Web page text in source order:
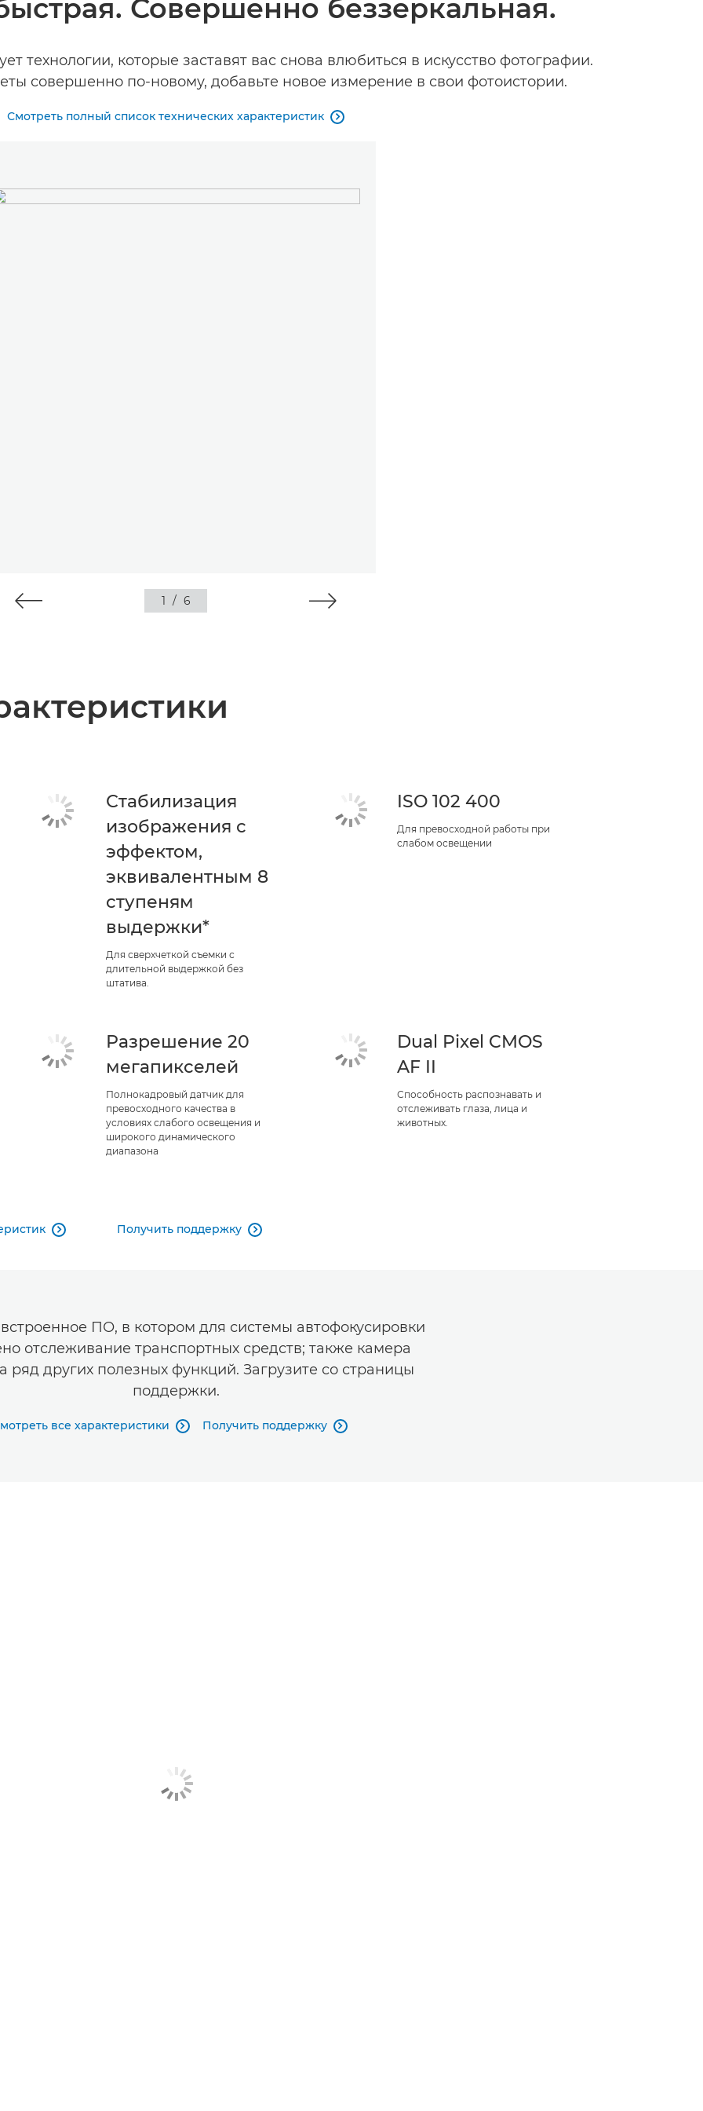
Совершенно беззеркальная.
технологии, которые заставят вас снова влюбиться в искусство фотографии.
совершенно по-новому, добавьте новое измерение в свои фотоистории.
Смотреть полный список технических характеристик 
1 / 6
Стабилизация
изображения с
эффектом,
эквивалентным 8
ступеням
выдержки*
Для сверхчеткой съемки с
длительной выдержкой без
штатива.
ISO 102 400
Для превосходной работы при
слабом освещении
Разрешение 20
мегапикселей
Полнокадровый датчик для
превосходного качества в
условиях слабого освещения и
широкого динамического
диапазона
Dual Pixel CMOS
AF II
Способность распознавать и
отслеживать глаза, лица и
животных.
 Получить поддержку 
ПО, в котором для системы автофокусировки
отслеживание транспортных средств; также камера
ряд других полезных функций. Загрузите со страницы
поддержки.
все характеристики  Получить поддержку 